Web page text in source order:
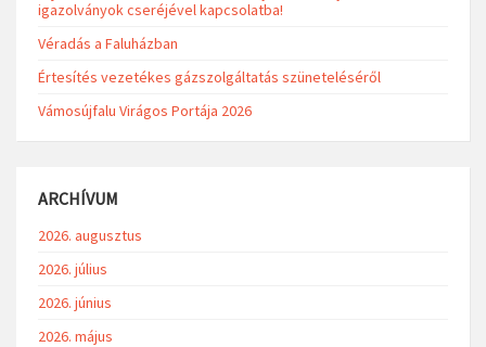
igazolványok cseréjével kapcsolatba!
Véradás a Faluházban
Értesítés vezetékes gázszolgáltatás szüneteléséről
Vámosújfalu Virágos Portája 2026
ARCHÍVUM
2026. augusztus
2026. július
2026. június
2026. május